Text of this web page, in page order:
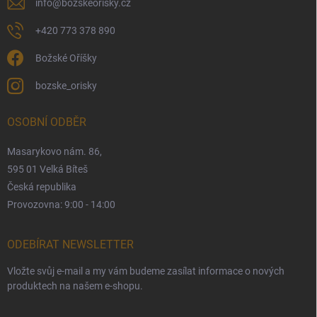
info@bozskeorisky.cz
+420 773 378 890
Božské Oříšky
bozske_orisky
OSOBNÍ ODBĚR
Masarykovo nám. 86,
595 01 Velká Bíteš
Česká republika
Provozovna: 9:00 - 14:00
ODEBÍRAT NEWSLETTER
Vložte svůj e-mail a my vám budeme zasílat informace o nových
produktech na našem e-shopu.